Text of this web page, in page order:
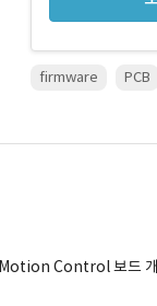
firmware PCB
Control 보드 개